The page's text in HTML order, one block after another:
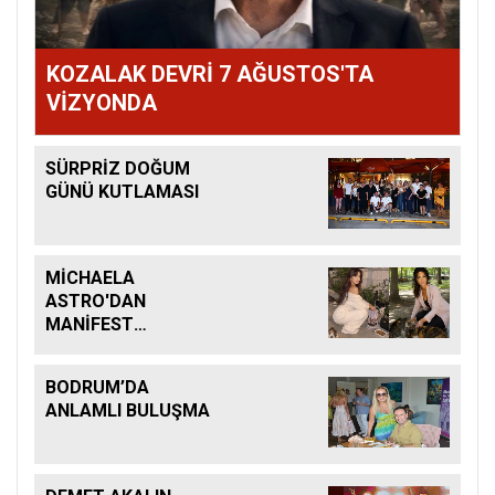
KOZALAK DEVRİ 7 AĞUSTOS'TA
VİZYONDA
SÜRPRİZ DOĞUM
GÜNÜ KUTLAMASI
MİCHAELA
ASTRO'DAN
MANİFEST
BODRUM’DA
ANLAMLI BULUŞMA